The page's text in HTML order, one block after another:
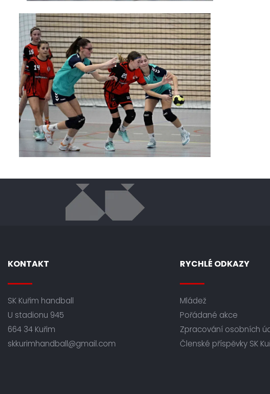
KONTAKT
SK Kuřim handball
U stadionu 945
664 34 Kuřim
skkurimhandball@gmail.com
RYCHLÉ ODKAZY
Mládež
Pořádané akce
Zpracování osobních
Členské příspěvky SK